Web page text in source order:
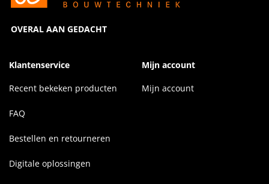
OVERAL AAN GEDACHT
Klantenservice
Recent bekeken producten
FAQ
Bestellen en retourneren
Digitale oplossingen
Mijn account
Mijn account